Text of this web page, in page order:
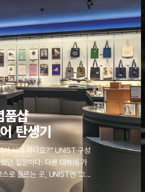
샵
탄생기
서 사야 하나요?” UNIST 구성
던 질문이다. 다른 대학에 가
로 들르는 곳, UNIST엔 ‘그
을 왔던 고등학생도, 자녀를 방